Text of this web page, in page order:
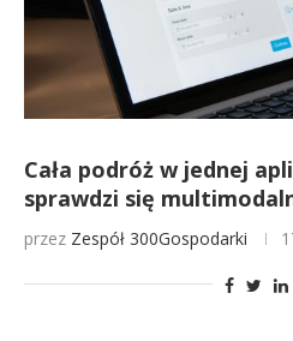
Cała podróż w jednej
sprawdzi się
przez Zespół 300Gospodarki